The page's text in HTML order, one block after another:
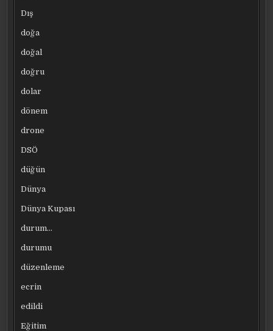
Dış
doğa
doğal
doğru
dolar
dönem
drone
DSÖ
düğün
Dünya
Dünya Kupası
durum…
durumu
düzenleme
ecrin
edildi
Eğitim